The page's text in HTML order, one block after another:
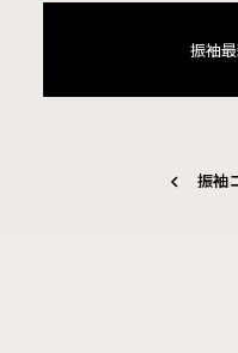
振袖
振袖